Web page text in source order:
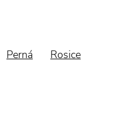
Perná Rosice